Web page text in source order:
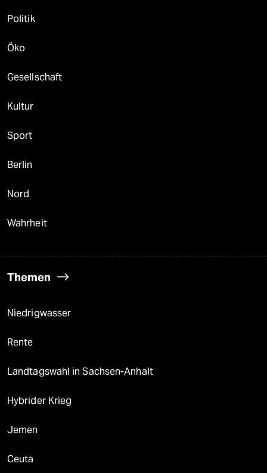
Politik
Öko
Gesellschaft
Kultur
Sport
Berlin
Nord
Wahrheit
Themen
Niedrigwasser
Rente
Landtagswahl in Sachsen-Anhalt
Hybrider Krieg
Jemen
Ceuta